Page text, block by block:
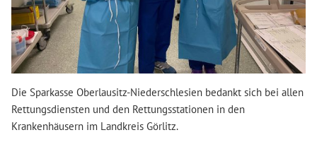
Die Sparkasse Oberlausitz-Niederschlesien bedankt sich bei allen
Rettungsdiensten und den Rettungsstationen in den
Krankenhäusern im Landkreis Görlitz.